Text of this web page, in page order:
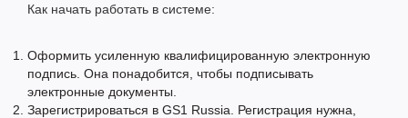
Как начать работать в системе:
Оформить усиленную квалифицированную электронную
подпись. Она понадобится, чтобы подписывать
электронные документы.
Зарегистрироваться в GS1 Russia. Регистрация нужна,